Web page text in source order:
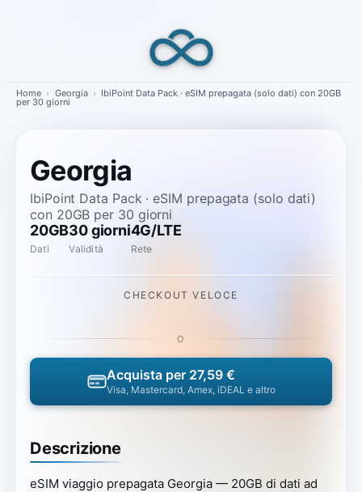
Home › Georgia › IbiPoint Data Pack · eSIM prepagata (solo dati) con 20GB
per 30 giorni
Georgia
IbiPoint Data Pack · eSIM prepagata (solo dati)
con 20GB per 30 giorni
20GB
Dati
30 giorni
Validità
4G/LTE
Rete
Descrizione
eSIM viaggio prepagata Georgia — 20GB di dati ad
CHECKOUT VELOCE
O
Acquista per 27,59 €
Visa, Mastercard, Amex, iDEAL e altro